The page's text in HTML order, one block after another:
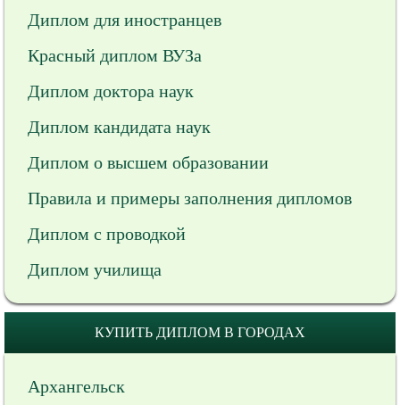
Диплом для иностранцев
Красный диплом ВУЗа
Диплом доктора наук
Диплом кандидата наук
Диплом о высшем образовании
Правила и примеры заполнения дипломов
Диплом с проводкой
Диплом училища
КУПИТЬ ДИПЛОМ В ГОРОДАХ
Архангельск